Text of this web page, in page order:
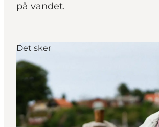
på vandet.
Det sker